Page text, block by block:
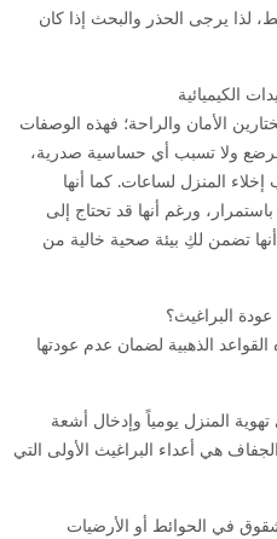
لذا يرجى الحذر والبحث إذا كان
الكيميائية
الأمان والراحة؛ فهذه الوصفات
ولا تسبب أي حساسية صدرية،
إخلاء المنزل لساعات. كما أنها
ورغم أنها قد تحتاج إلى
أنها تضمن لكِ بيئة صحية خالية من
البراغيث؟
الذهبية لضمان عدم عودتها
المنزل يومياً وإدخال أشعة
هي أعداء البراغيث الأولى التي
في الحوائط أو الأرضيات